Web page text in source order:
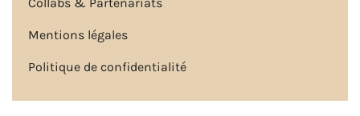
Mentions légales
Politique de confidentialité